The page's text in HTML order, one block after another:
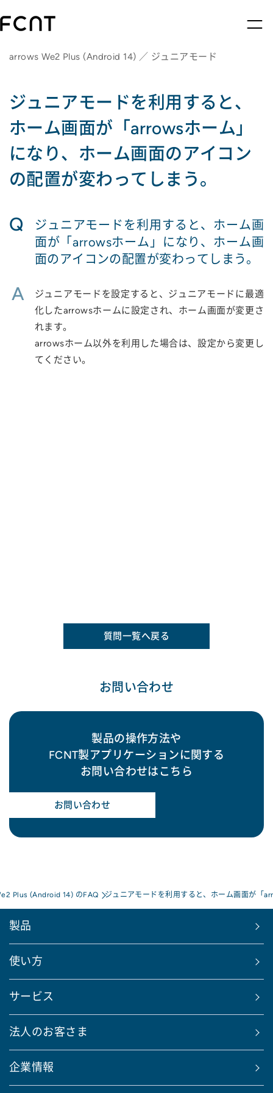
arrows We2 Plus (Android 14) ／ ジュニアモード
ジュニアモードを利用すると、
ホーム画面が「arrowsホーム」
になり、ホーム画面のアイコン
の配置が変わってしまう。
Q
ジュニアモードを利用すると、ホーム画
面が「arrowsホーム」になり、ホーム画
面のアイコンの配置が変わってしまう。
A
ジュニアモードを設定すると、ジュニアモードに最適
化したarrowsホームに設定され、ホーム画面が変更さ
れます。
arrowsホーム以外を利用した場合は、設定から変更し
てください。
質問一覧へ戻る
お問い合わせ
製品の操作方法や
FCNT製アプリケーションに関する
お問い合わせはこちら
お問い合わせ
Plus (Android 14) のFAQ ジュニアモードを利用すると、ホーム画面が「
製品
使い方
サービス
法人のお客さま
企業情報